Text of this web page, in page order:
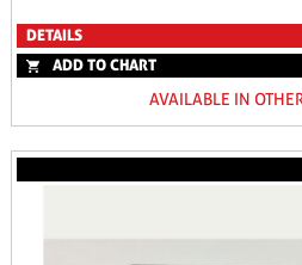
DETAILS
ADD TO CHART
AVAILABLE IN